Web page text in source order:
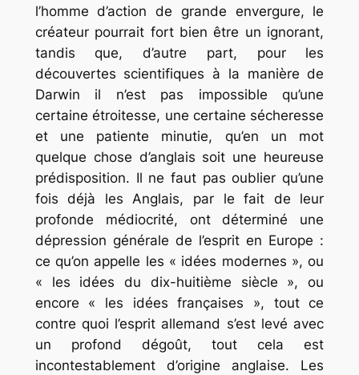
l’homme d’action de grande envergure, le
créateur pourrait fort bien être un ignorant,
tandis que, d’autre part, pour les
découvertes scientifiques à la manière de
Darwin il n’est pas impossible qu’une
certaine étroitesse, une certaine sécheresse
et une patiente minutie, qu’en un mot
quelque chose d’anglais soit une heureuse
prédisposition. Il ne faut pas oublier qu’une
fois déjà les Anglais, par le fait de leur
profonde médiocrité, ont déterminé une
dépression générale de l’esprit en Europe :
ce qu’on appelle les « idées modernes », ou
« les idées du dix-huitième siècle », ou
encore « les idées françaises », tout ce
contre quoi l’esprit allemand s’est levé avec
un profond dégoût, tout cela est
incontestablement d’origine anglaise. Les